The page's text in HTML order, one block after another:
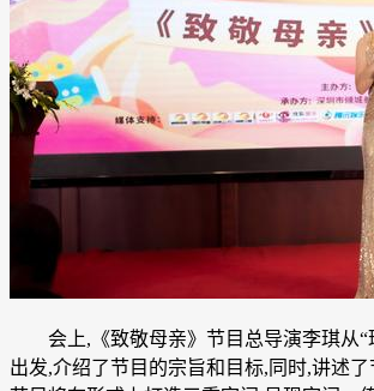
会上,《致敬母亲》节目总导演李琪从“
出发,介绍了节目的宗旨和目标,同时,讲述了